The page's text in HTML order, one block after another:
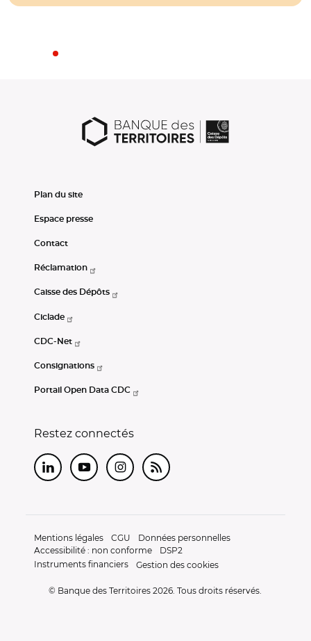
Plan du site
Espace presse
Contact
Réclamation
Caisse des Dépôts
Ciclade
CDC-Net
Consignations
Portail Open Data CDC
Restez connectés
LinkedInYoutubeInstagram
RSS
Mentions légales CGU
Données personnelles
Accessibilité : non conforme
DSP2
Instruments financiers
Gestion des cookies
© Banque des Territoires 2026. Tous droits réservés.